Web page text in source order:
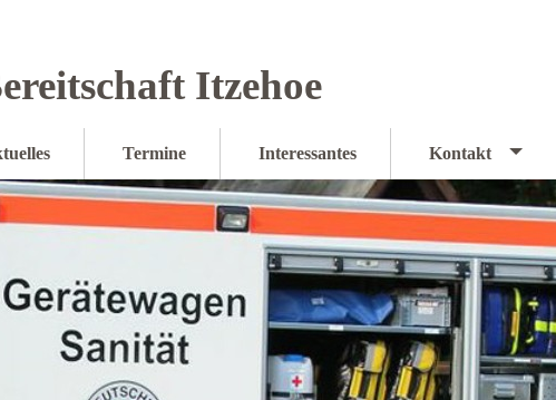
Itzehoe
Termine Interessantes Kontakt